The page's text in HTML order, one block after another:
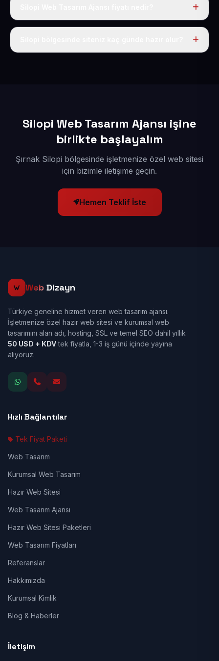
Tek fiyat uygulanır: yıllık 50 USD + KDV. Bu bedele alan
Silopi Web Tasarım Ajansı işine
birlikte başlayalım
Şırnak Silopi bölgesinde işletmenize özel web sitesi
için bizimle iletişime geçin.
Hemen Teklif İste
Web Dizayn
Türkiye geneline hizmet veren web tasarım ajansı.
İşletmenize özel hazır web sitesi ve kurumsal web
tasarımını alan adı, hosting, SSL ve temel SEO dahil yıllık
50 USD + KDVtek fiyatla, 1-3 iş günü içinde yayına
alıyoruz.
Hızlı Bağlantılar
Tek Fiyat Paketi
Web Tasarım
Kurumsal Web Tasarım
Hazır Web Sitesi
Web Tasarım Ajansı
Hazır Web Sitesi Paketleri
Web Tasarım Fiyatları
Referanslar
Hakkımızda
Kurumsal Kimlik
Blog & Haberler
İletişim